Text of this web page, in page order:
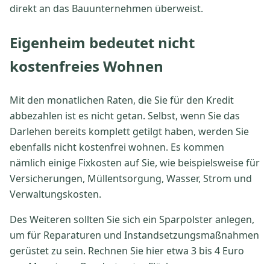
direkt an das Bauunternehmen überweist.
Eigenheim bedeutet nicht
kostenfreies Wohnen
Mit den monatlichen Raten, die Sie für den Kredit
abbezahlen ist es nicht getan. Selbst, wenn Sie das
Darlehen bereits komplett getilgt haben, werden Sie
ebenfalls nicht kostenfrei wohnen. Es kommen
nämlich einige Fixkosten auf Sie, wie beispielsweise für
Versicherungen, Müllentsorgung, Wasser, Strom und
Verwaltungskosten.
Des Weiteren sollten Sie sich ein Sparpolster anlegen,
um für Reparaturen und Instandsetzungsmaßnahmen
gerüstet zu sein. Rechnen Sie hier etwa 3 bis 4 Euro